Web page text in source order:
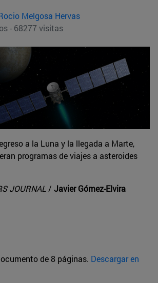
Melgosa Hervas
- 68277 visitas
a la Luna y la llegada a Marte,
programas de viajes a asteroides
JOURNAL/ Javier Gómez-Elvira
de 8 páginas. Descargar en